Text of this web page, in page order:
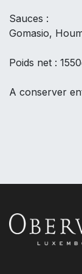
Sauces :
Gomasio,
Poids net :
A conserver